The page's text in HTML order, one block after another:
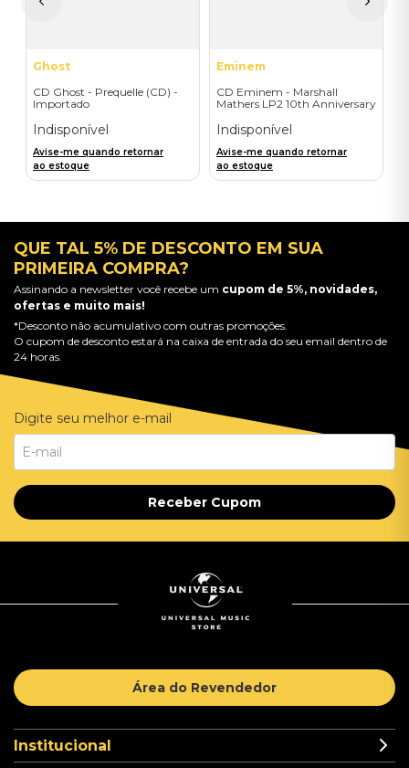
Ghost
CD Ghost - Prequelle (CD) -
Importado
Indisponível
Avise-me quando retornar
ao estoque
Eminem
CD Eminem - Marshall
Mathers LP2 10th Anniversary
Indisponível
Avise-me quando retornar
ao estoque
QUE TAL 5% DE DESCONTO EM SUA
PRIMEIRA COMPRA?
Assinando a newsletter você recebe um cupom de 5%, novidades,
ofertas e muito mais!
*Desconto não acumulativo com outras promoções.
O cupom de desconto estará na caixa de entrada do seu email dentro de
24 horas.
Digite seu melhor e-mail
Receber Cupom
Área do Revendedor
Institucional